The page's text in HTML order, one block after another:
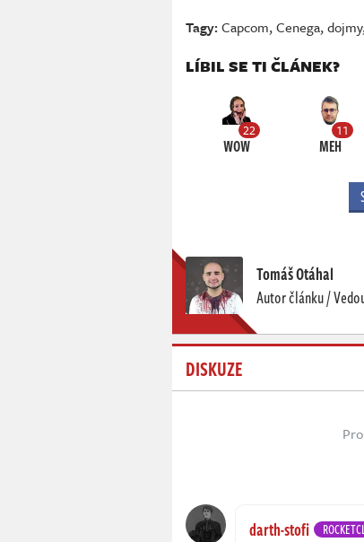
Tagy:Capcom,Cenega,dojmy
LÍBIL SE TI ČLÁNEK?
22
WOW
11
MEH
Tomáš Otáhal
Autor článku /
DISKUZE
darth-stofi